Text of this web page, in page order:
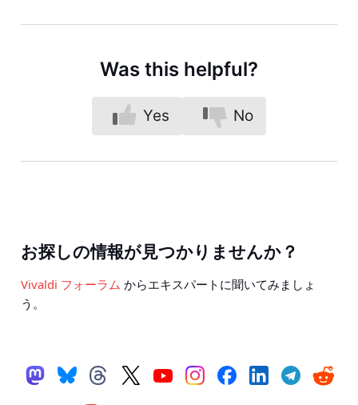
Was this helpful?
Yes No
お探しの情報が見つかりませんか？
Vivaldi フォーラム からエキスパートに聞いてみましょ
う。